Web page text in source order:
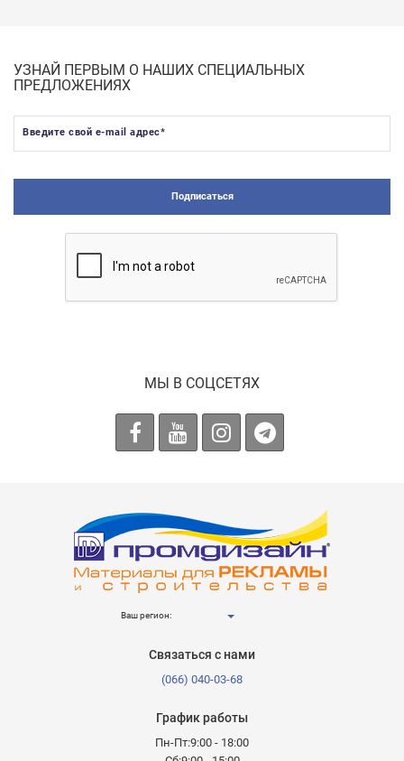
УЗНАЙ ПЕРВЫМ О НАШИХ СПЕЦИАЛЬНЫХ
ПРЕДЛОЖЕНИЯХ
Введите свой e-mail адрес*
Подписаться
МЫ В СОЦСЕТЯХ
Ваш регион:
Связаться с нами
(066) 040-03-68
График работы
Пн-Пт:9:00 - 18:00